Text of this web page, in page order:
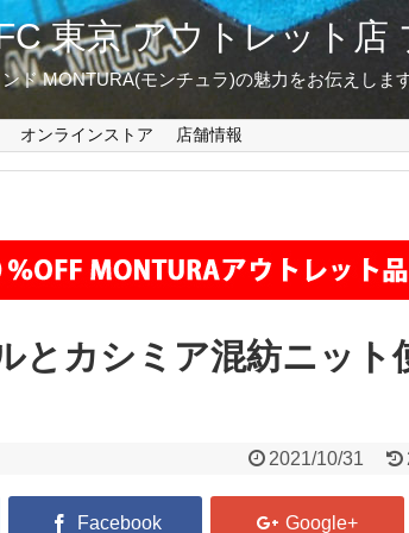
東京 アウトレット店
ド MONTURA(モンチュラ)の魅力をお伝えしま
オンラインストア 店舗情報
とカシミア混紡ニット
2021/10/31